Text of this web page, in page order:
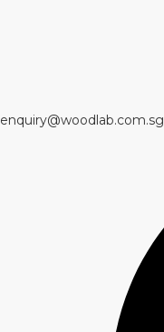
enquiry@woodlab.com.sg